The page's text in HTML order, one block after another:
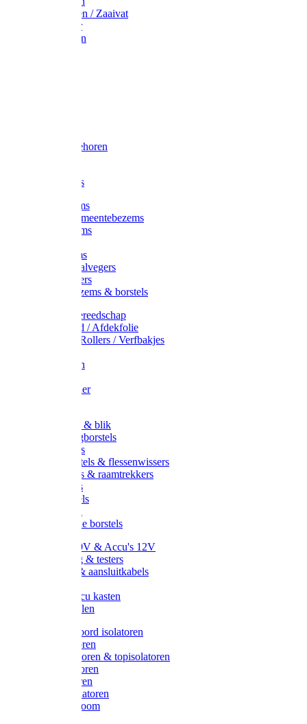
Strooiwagen / Zaaivat
Grasmaaier
Grasscharen
Slede toebehoren
Composters
Straatbezems
Stads- / Gemeentebezems
Terrasbezems
Gootbezems
Kamer-/Zaalvegers
Vloertrekkers
Onkruidbezems & borstels
Schildersgereedschap
Afplakband / Afdekfolie
Kwasten / Rollers / Verfbakjes
Afdekfoliën
Schuurpapier
Handveger & blik
Voetenveegborstels
Handvegers
Afwasborstels & flessenwissers
Wasborstels & raamtrekkers
Tonborstels
Werkborstels
Hygienische borstels
Batterijen 9V & Accu's 12V
Beveiliging & testers
Kabelsets & aansluitkabels
Metalen accu kasten
Zonnepanelen
Draad & koord isolatoren
Ringisolatoren
Extra isolatoren & topisolatoren
Hoekisolatoren
Lintisolatoren
Afstandisolatoren
Isolatorenboom